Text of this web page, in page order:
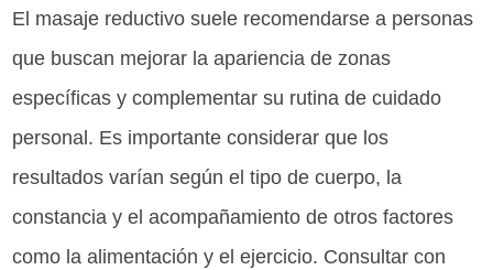
El masaje reductivo suele recomendarse a personas
que buscan mejorar la apariencia de zonas
específicas y complementar su rutina de cuidado
personal. Es importante considerar que los
resultados varían según el tipo de cuerpo, la
constancia y el acompañamiento de otros factores
como la alimentación y el ejercicio. Consultar con